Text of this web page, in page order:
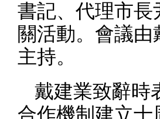
書記、代理市長
關活動。會議
主持。
戴建業致辭時
合作機制建立十